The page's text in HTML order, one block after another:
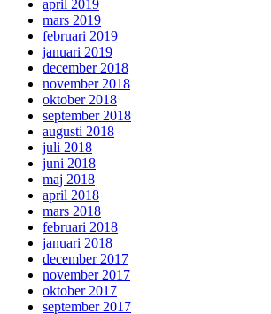
april 2019
mars 2019
februari 2019
januari 2019
december 2018
november 2018
oktober 2018
september 2018
augusti 2018
juli 2018
juni 2018
maj 2018
april 2018
mars 2018
februari 2018
januari 2018
december 2017
november 2017
oktober 2017
september 2017